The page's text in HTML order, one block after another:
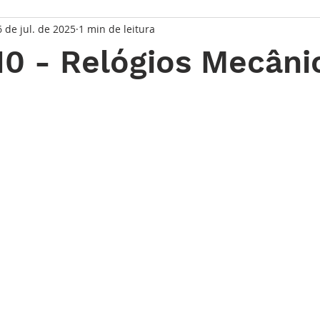
Principal Série Solares
- Relógios
de jul. de 2025 1 min de leitura
5 estrelas.